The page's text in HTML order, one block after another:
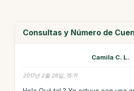
Consultas y Número de
Camila C. L.
2017년 2월 26일, 15:11